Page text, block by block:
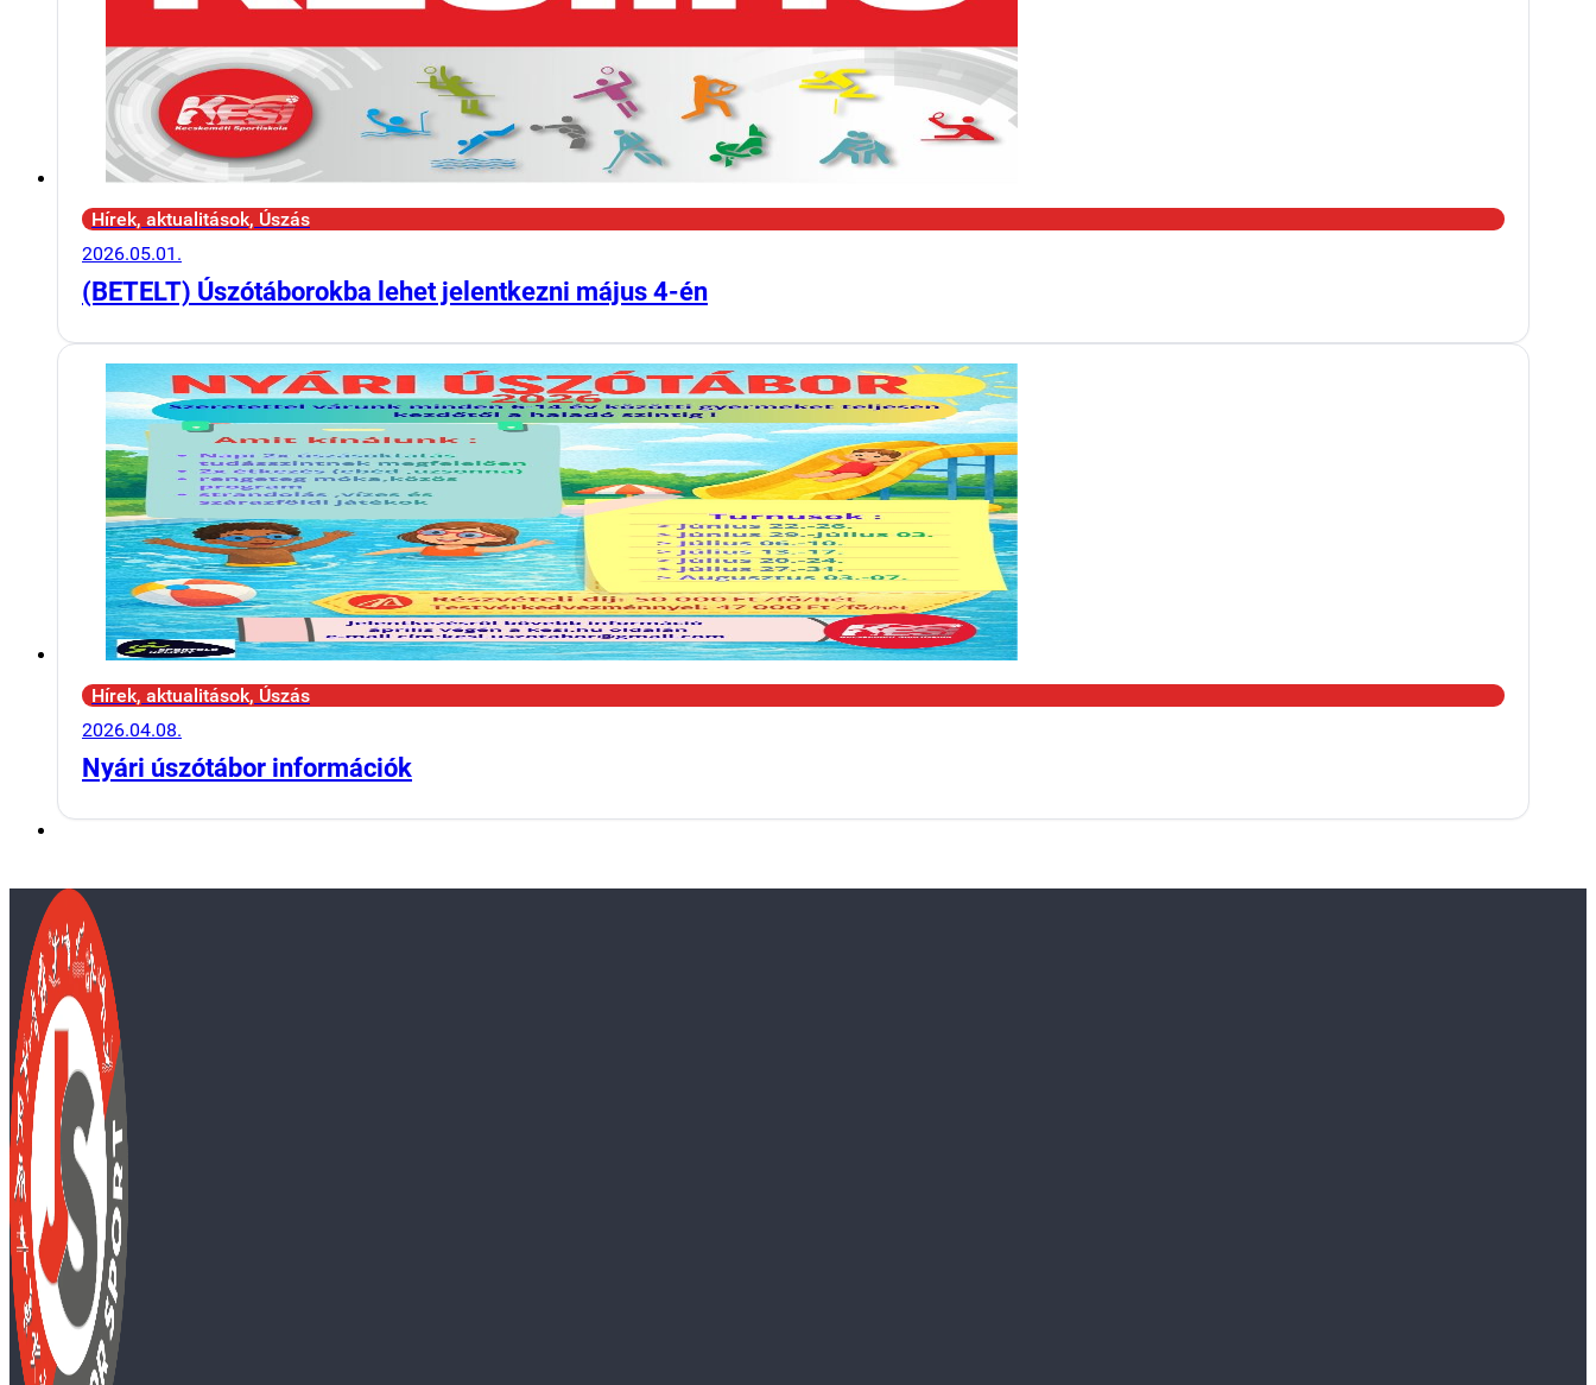
Hírek, aktualitások, Úszás
2026.05.01.
(BETELT) Úszótáborokba lehet jelentkezni május 4-én
Hírek, aktualitások, Úszás
2026.04.08.
Nyári úszótábor információk